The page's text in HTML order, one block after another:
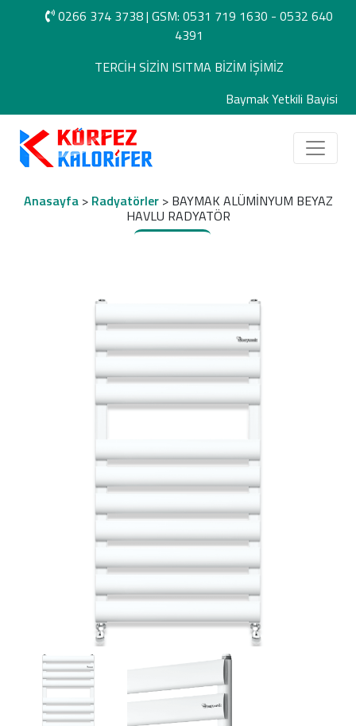
0266 374 3738| GSM: 0531 719 1630 - 0532 640
4391
TERCİH SİZİN ISITMA BİZİM İŞİMİZ
Baymak Yetkili Bayisi
Anasayfa> Radyatörler> BAYMAK ALÜMİNYUM BEYAZ
HAVLU RADYATÖR
Önceki